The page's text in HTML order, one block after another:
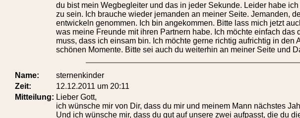
du bist mein Wegbegleiter und das in jeder Sekunde. Leider habe
zu sein. Ich brauche wieder jemanden an meiner Seite. Jemanden,
entwickeln genommen. Ich bin angekommen. Bitte lass mich jetzt
was meine Freunde mit ihren Partnern habe. Ich möchte einfach
muss, dass ich einsam bin. Ich möchte gerne richtig aufrichtig in
schönen Momente. Bitte sei auch du weiterhin an meiner Seite und
Name:
sternenkinder
Zeit:
12.12.2011 um 20:11
Mitteilung: Lieber Gott,
ich wünsche mir von Dir, dass du mir und meinem Mann nächstes
Und ich wünsche mir, dass du gut auf unsere zwei aufpasst, die du